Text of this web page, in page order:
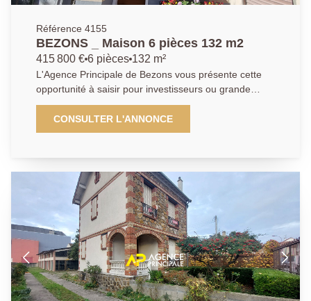
Référence 4155
BEZONS _ Maison 6 pièces 132 m2
415 800 € 6 pièces 132 m²
L'Agence Principale de Bezons vous présente cette
opportunité à saisir pour investisseurs ou grande
famille. Bien composé de 2 maisons situées sur un
même terrain avec terrasse dans un quartier
pavillonnaire très calme proche du nouveau quartier
entrée, un vaste séjour, une cuisine aménagée et d'un
wc. La visite se poursuit à l'étage par une chambre
avec dressing et d'une salle de bains . Au 2ème étage
: une chambre spacieuse de plus de 16 m2 (au sol )
La 2 ème maison se compose d'une entrée , d'une
salle de bains , d'un séjour avec cuisine ouverte , de 2
chambres ( 11,35 m2 et 9 m2 ) et d'un bureau
(mezzanine) . Un terrain d'environ de 300 m2 , un
garage privatif ainsi qu'une cave viennent compléter
CONSULTER L'ANNONCE